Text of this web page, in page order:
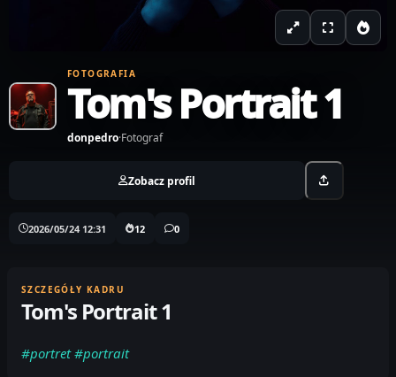
FOTOGRAFIA
Tom's Portrait 1
donpedro·Fotograf
Zobacz profil
2026/05/24 12:31 12 0
SZCZEGÓŁY KADRU
Tom's Portrait 1
#portret #portrait